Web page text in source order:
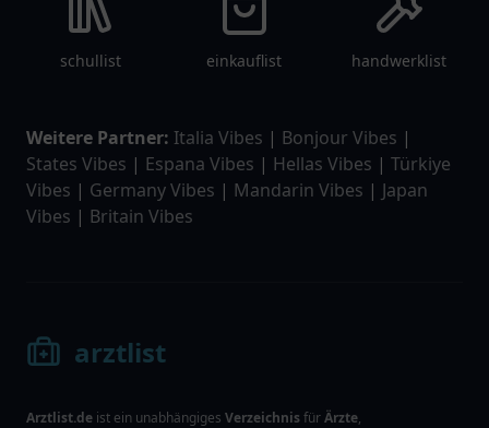
schullist einkauflist handwerklist
Weitere Partner: Italia Vibes | Bonjour Vibes |
States Vibes | Espana Vibes | Hellas Vibes | Türkiye
Vibes | Germany Vibes | Mandarin Vibes | Japan
Vibes | Britain Vibes
arztlist
Arztlist.de ist ein unabhängiges VerzeichnisfürÄrzte,